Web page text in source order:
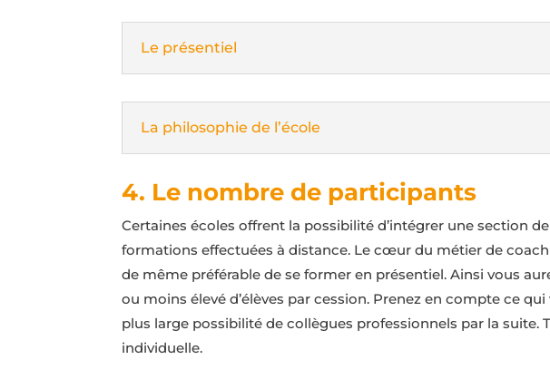
Le présentiel
La philosophie de l’école
4. Le nombre de participants
Certaines écoles offrent la possibilité d’intégrer une section
formations effectuées à distance. Le cœur du métier de
de même préférable de se former en présentiel. Ainsi vous
ou moins élevé d’élèves par cession. Prenez en compte ce
plus large possibilité de collègues professionnels par la
individuelle.